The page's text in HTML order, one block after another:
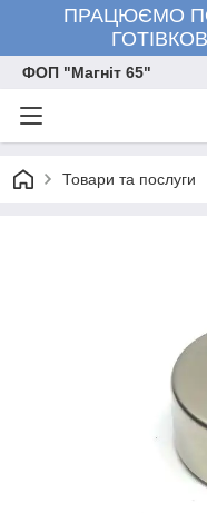
ПРАЦЮЄМО
ФОП "Магніт 65"
Товари та послуги